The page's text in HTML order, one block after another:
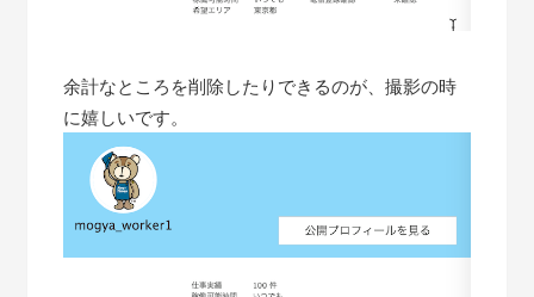
余計なところを削除したりできるのが、撮影の時
に嬉しいです。